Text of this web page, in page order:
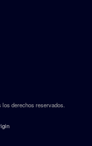
los derechos reservados.